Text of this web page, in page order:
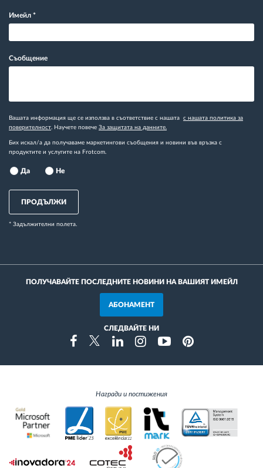
Имейл *
Съобщение
Вашата информация ще се използва в съответствие с нашата с нашата политика за
поверителност . Научете повече За защитата на данните.
Бих искал/а да получаваме маркетингови съобщения и новини във връзка с
продуктите и услугите на Frotcom.
Да Не
ПРОДЪЛЖИ
* Задължителни полета.
ПОЛУЧАВАЙТЕ ПОСЛЕДНИТЕ НОВИНИ НА ВАШИЯТ ИМЕЙЛ
АБОНАМЕНТ
СЛЕДВАЙТЕ НИ
FacebookTwitterLinkedinInstragramYoutubePinterest
Награди и постижения